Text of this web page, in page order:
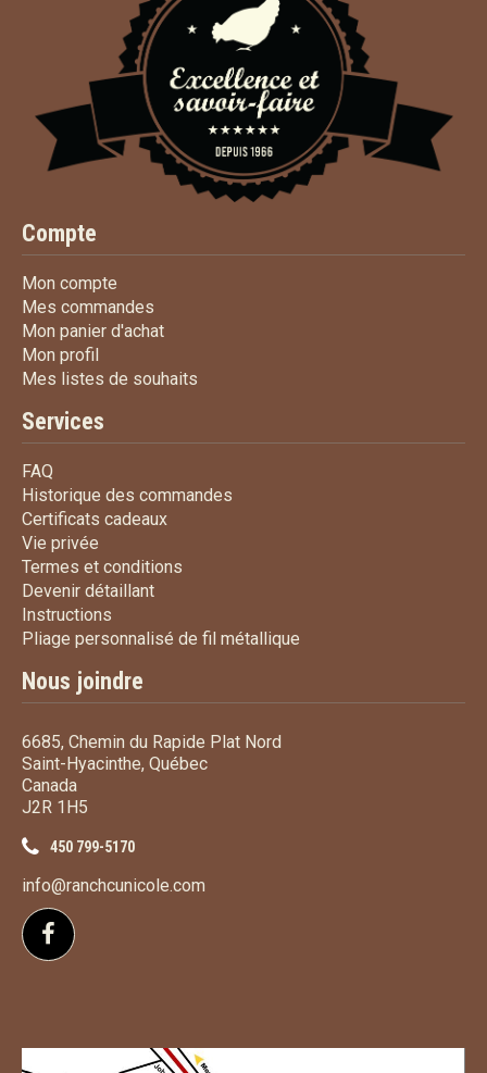
Compte
Mon compte
Mes commandes
Mon panier d'achatMon panier d'achat
Mon profil
Mes listes de souhaits
Services
FAQ
Historique des commandes
Certificats cadeauxCertificats cadeaux
Vie privée
Termes et conditions
Devenir détaillantDevenir détaillant
Instructions
Pliage personnalisé de fil métallique
Nous joindre
6685, Chemin du Rapide Plat Nord
Saint-Hyacinthe, Québec
Canada
J2R 1H5
450 799-5170
info@ranchcunicole.com
Suivez-nous sur Facebook